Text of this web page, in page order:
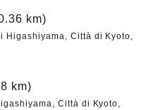
km)
Higashiyama, Città di Kyoto,
km)
Città di Kyoto,